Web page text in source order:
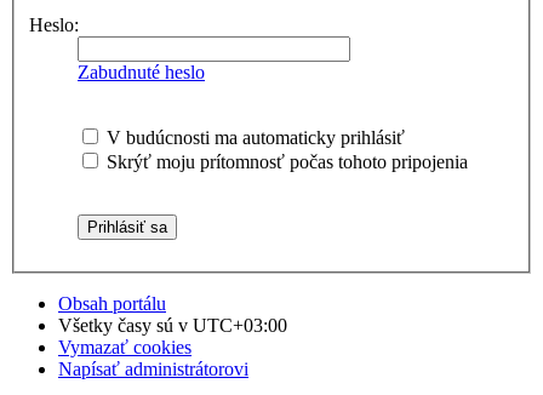
Heslo:
Zabudnuté heslo
V budúcnosti ma automaticky prihlásiť
Skrýť moju prítomnosť počas tohoto pripojenia
Obsah portálu
Všetky časy sú v UTC+03:00
Vymazať cookies
Napísať administrátorovi